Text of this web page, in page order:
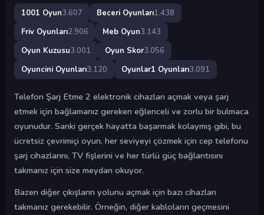
1001 Oyun3.607 Beceri Oyunları1.438
Friv Oyunları2.906 Meb Oyun3.143
Oyun Kuzusu3.001 Oyun Skor3.056
Oyuncini Oyunları3.120 Oyunlar1 Oyunları3.091
Telefon Şarj Etme 2 elektronik cihazları açmak veya şarj
etmek için bağlamanız gereken eğlenceli ve zorlu bir bulmaca
oyunudur. Sanki gerçek hayatta başarmak kolaymış gibi, bu
ücretsiz çevrimiçi oyun, her seviyeyi çözmek için cep telefonu
şarj cihazlarını, TV fişlerini ve her türlü güç bağlantısını
takmanız için size meydan okuyor.
Bazen diğer çıkışların yolunu açmak için bazı cihazları
takmanız gerekebilir. Örneğin, diğer kabloların geçmesini